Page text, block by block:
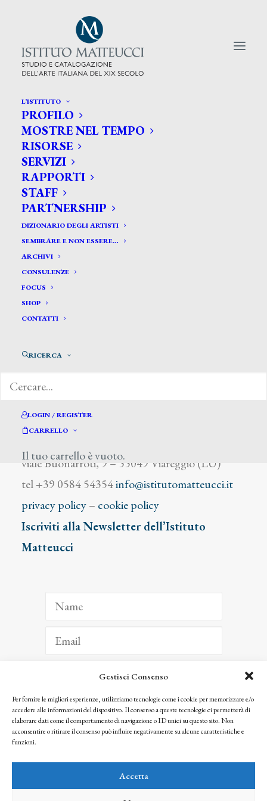
Gestisci Consenso
Per fornire le migliori esperienze, utilizziamo tecnologie come i cookie per memorizzare e/o
accedere alle informazioni del dispositivo. Il consenso a queste tecnologie ci permetterà di
elaborare dati come il comportamento di navigazione o ID unici su questo sito. Non
acconsentire o ritirare il consenso può influire negativamente su alcune caratteristiche e
funzioni.
Accetta
L’ISTITUTO
PROFILO
MOSTRE NEL TEMPO
RISORSE
SERVIZI
RAPPORTI
STAFF
PARTNERSHIP
DIZIONARIO DEGLI ARTISTI
SEMBRARE E NON ESSERE…
ARCHIVI
CONSULENZE
FOCUS
SHOP
CONTATTI
RICERCA
LOGIN / REGISTER
CARRELLO
Il tuo carrello è vuoto.
CERCA TRA GLI ARTISTI:
Search
for:
Venturi A.
viale Buonarroti, 9 – 55049 Viareggio (LU)
tel +39 0584 54354info@istitutomatteucci.it
privacy policy– cookie policy
Iscriviti alla Newsletter dell’Istituto
Matteucci
ISCRIVITI
Facendo clic per iscriverti, riconosci che le tue informazioni saranno trattate
seguendo la nostra Privacy Policy
© 2025 Istituto Matteucci. All right reserved
l’autorizzazione scritta dei proprietari dei diritti e dell’Istituto Matteucci